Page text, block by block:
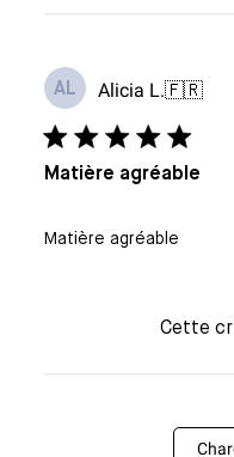
AL Alicia L.🇫🇷
Matière agréable
Matière agréable
Cette